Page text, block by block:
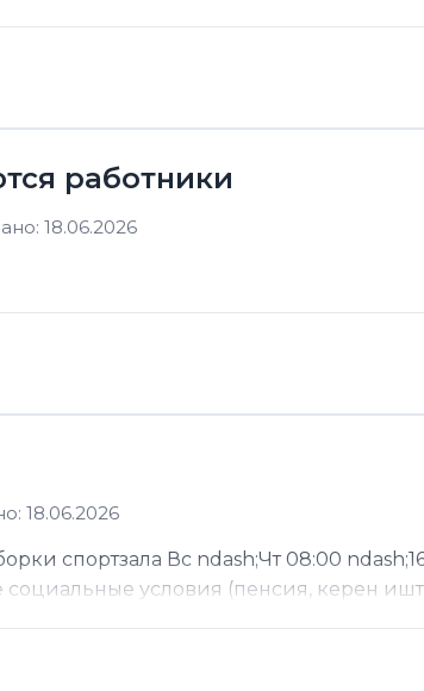
работники
18.06.2026
18.06.2026
спортзала Вс ndash;Чт 08:00
социальные условия (пенсия, керен